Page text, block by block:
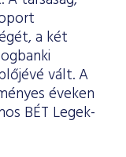
a két
vált. A
éveken
BÉT Legek-